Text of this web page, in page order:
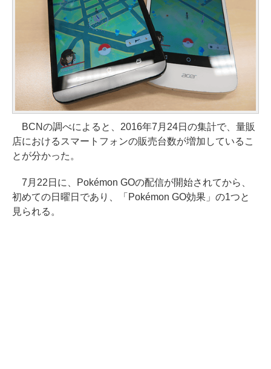
BCNの調べによると、2016年7月24日の集計で、量販
店におけるスマートフォンの販売台数が増加しているこ
とが分かった。
7月22日に、Pokémon GOの配信が開始されてから、
初めての日曜日であり、「Pokémon GO効果」の1つと
見られる。